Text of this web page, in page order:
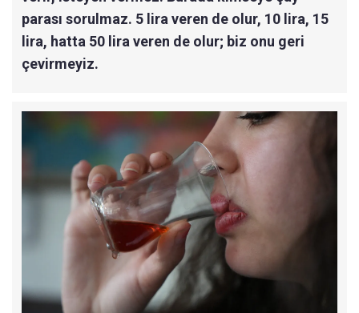
parası sorulmaz. 5 lira veren de olur, 10 lira, 15
lira, hatta 50 lira veren de olur; biz onu geri
çevirmeyiz.